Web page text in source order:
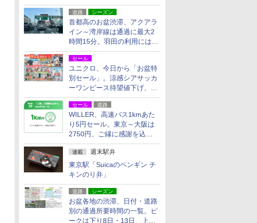
活動・復旧支援
道路 シーズン
首都高のお盆渋滞、アクアラ
イン～湾岸線は通過に最大2
時間15分。羽田の利用には
「空港西出口」の利用検討を
セール
ユニクロ、今日から「お盆特
別セール」。涼感シアサッカ
ーワンピース待望値下げ、撥
水ギアショーツは1990円に
セール 道路
WILLER、高速バス1kmあた
り5円セール。東京～大阪は
2750円、ご縁に感謝を込め
た20周年記念キャンペーン
連載 週末駅弁
東京駅「Suicaのペンギン チ
キンのり弁」
道路 シーズン
お盆各地の渋滞、日付・道路
別の通過所要時間の一覧。ピ
ークは下り8日・13日、上り